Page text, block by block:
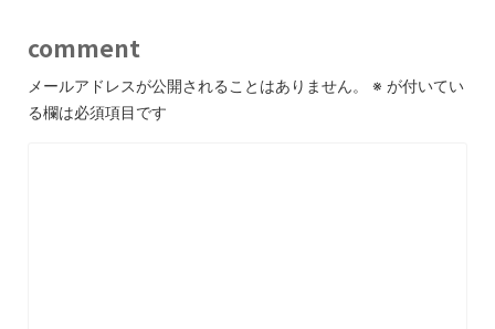
comment
メールアドレスが公開されることはありません。 ※ が付いてい
る欄は必須項目です